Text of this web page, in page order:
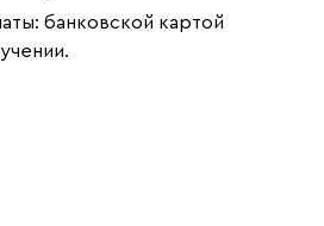
банковской картой